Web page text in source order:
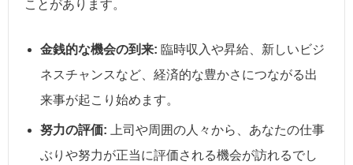
ことがあります。
金銭的な機会の到来: 臨時収入や昇給、新しいビジ
ネスチャンスなど、経済的な豊かさにつながる出
来事が起こり始めます。
努力の評価: 上司や周囲の人々から、あなたの仕事
ぶりや努力が正当に評価される機会が訪れるでし